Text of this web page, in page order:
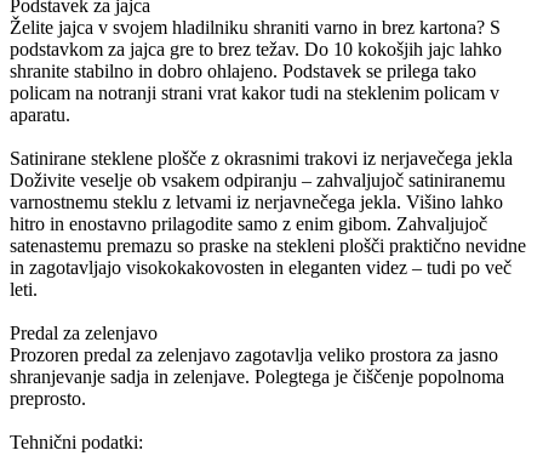
Podstavek za jajca
Želite jajca v svojem hladilniku shraniti varno in brez kartona? S
podstavkom za jajca gre to brez težav. Do 10 kokošjih jajc lahko
shranite stabilno in dobro ohlajeno. Podstavek se prilega tako
policam na notranji strani vrat kakor tudi na steklenim policam v
aparatu.
Satinirane steklene plošče z okrasnimi trakovi iz nerjavečega jekla
Doživite veselje ob vsakem odpiranju – zahvaljujoč satiniranemu
varnostnemu steklu z letvami iz nerjavnečega jekla. Višino lahko
hitro in enostavno prilagodite samo z enim gibom. Zahvaljujoč
satenastemu premazu so praske na stekleni plošči praktično nevidne
in zagotavljajo visokokakovosten in eleganten videz – tudi po več
leti.
Predal za zelenjavo
Prozoren predal za zelenjavo zagotavlja veliko prostora za jasno
shranjevanje sadja in zelenjave. Polegtega je čiščenje popolnoma
preprosto.
Tehnični podatki: